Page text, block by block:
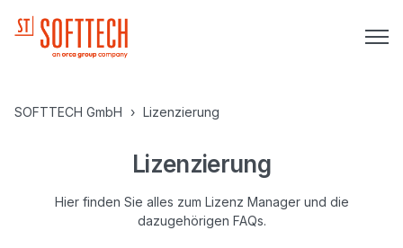
SOFTTECH GmbH Lizenzierung
Lizenzierung
Hier finden Sie alles zum Lizenz Manager und die
dazugehörigen FAQs.